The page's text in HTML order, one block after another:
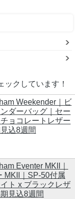
ックしています！
Weekender｜ビ
ダーバッグ｜セー
ョコレートレザー
込8週間
Eventer MKII｜
MKII｜SP-50付属
ト x ブラックレザ
見込8週間